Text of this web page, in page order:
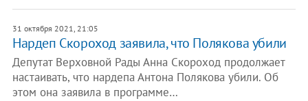
31 октября 2021, 21:05
Нардеп Скороход заявила, что Полякова убили
Депутат Верховной Рады Анна Скороход продолжает
настаивать, что нардепа Антона Полякова убили. Об
этом она заявила в программе…